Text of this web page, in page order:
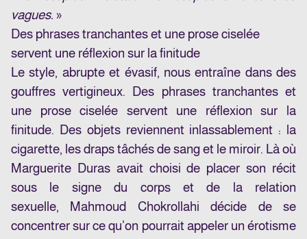
vagues. »
Des phrases tranchantes et une prose ciselée
servent une réflexion sur la finitude
Le style, abrupte et évasif, nous entraîne dans des
gouffres vertigineux. Des phrases tranchantes et
une prose ciselée servent une réflexion sur la
finitude. Des objets reviennent inlassablement : la
cigarette, les draps tâchés de sang et le miroir. Là où
Marguerite Duras avait choisi de placer son récit
sous le signe du corps et de la relation
sexuelle, Mahmoud Chokrollahi décide de se
concentrer sur ce qu’on pourrait appeler un érotisme